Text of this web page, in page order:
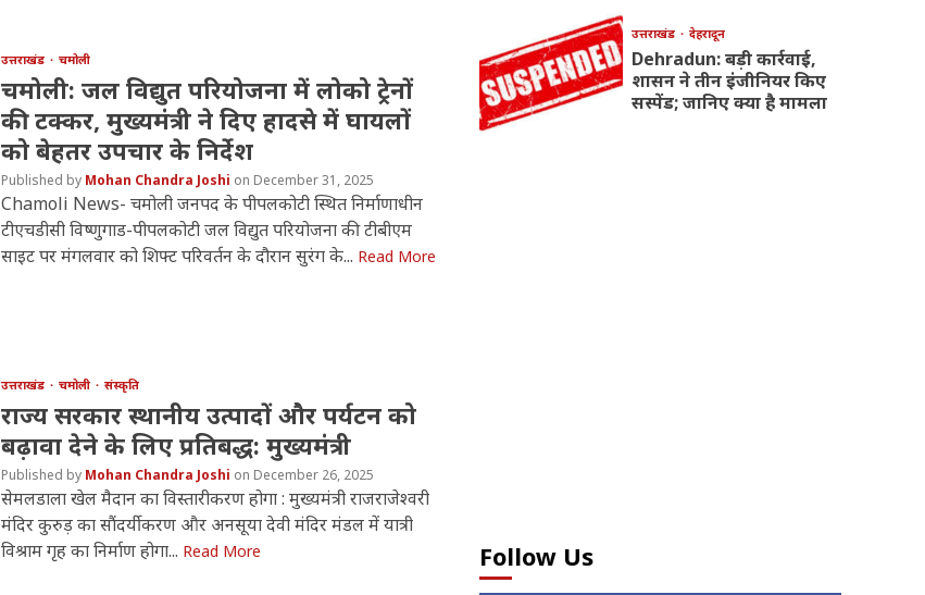
उत्तराखंड चमोली
चमोली: जल विद्युत परियोजना में लोको ट्रेनों
की टक्कर, मुख्यमंत्री ने दिए हादसे में घायलों
को बेहतर उपचार के निर्देश
Mohan Chandra Joshi December 31, 2025
Chamoli News- चमोली जनपद के पीपलकोटी स्थित निर्माणाधीन
टीएचडीसी विष्णुगाड-पीपलकोटी जल विद्युत परियोजना की टीबीएम
साइट पर मंगलवार को शिफ्ट परिवर्तन के दौरान सुरंग के... Read More
उत्तराखंड चमोली संस्कृति
राज्य सरकार स्थानीय उत्पादों और पर्यटन को
बढ़ावा देने के लिए प्रतिबद्ध: मुख्यमंत्री
Mohan Chandra Joshi December 26, 2025
सेमलडाला खेल मैदान का विस्तारीकरण होगा : मुख्यमंत्री राजराजेश्वरी
मंदिर कुरुड़ का सौंदर्यीकरण और अनसूया देवी मंदिर मंडल में यात्री
विश्राम गृह का निर्माण होगा... Read More
उत्तराखंड देहरादून
Dehradun: बड़ी कार्रवाई,
शासन ने तीन इंजीनियर किए
सस्पेंड; जानिए क्या है मामला
Follow Us